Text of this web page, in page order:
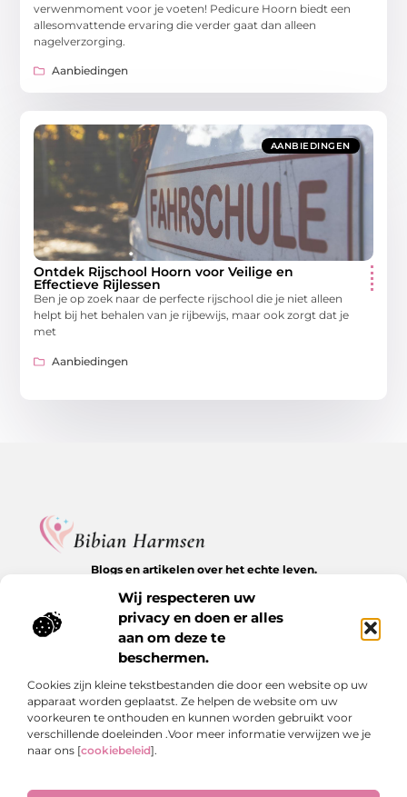
Wij respecteren uw
privacy en doen er alles
aan om deze te
beschermen.
Cookies zijn kleine tekstbestanden die door een website op uw
apparaat worden geplaatst. Ze helpen de website om uw
voorkeuren te onthouden en kunnen worden gebruikt voor
verschillende doeleinden .Voor meer informatie verwijzen we je
naar ons [cookiebeleid].
verwenmoment voor je voeten! Pedicure Hoorn biedt een
allesomvattende ervaring die verder gaat dan alleen
nagelverzorging.
Aanbiedingen
AANBIEDINGEN
Ontdek Rijschool Hoorn voor Veilige en
Effectieve Rijlessen
Ben je op zoek naar de perfecte rijschool die je niet alleen
helpt bij het behalen van je rijbewijs, maar ook zorgt dat je
met
Aanbiedingen
Blogs en artikelen over het echte leven.
waardevolle inzichten op BibianHarmsen.nl.
Bericht categorie
Onze informatie